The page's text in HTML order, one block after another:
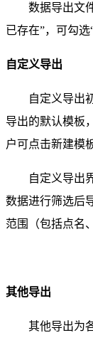
数据导出文
已存在”，可勾选
自定义导出
自定义导出
导出的默认模板
户可点击新建模
自定义导出
数据进行筛选后
范围（包括点名
其他导出
其他导出为